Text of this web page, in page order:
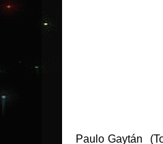
Paulo Gaytán